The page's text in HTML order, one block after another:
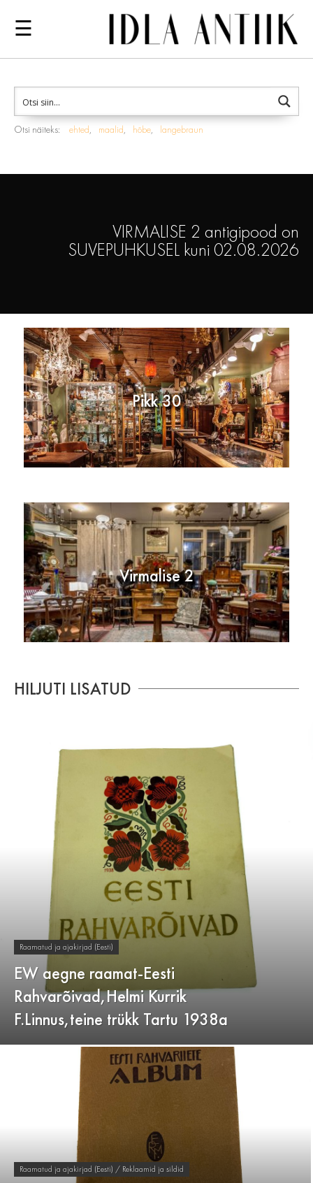
☰
Otsi näiteks: ehted maalid hõbe langebraun
VIRMALISE 2 antigipood on
SUVEPUHKUSEL kuni 02.08.2026
Pikk 30
Virmalise 2
HILJUTI LISATUD
Raamatud ja ajakirjad (Eesti)
EW aegne raamat-Eesti
Rahvarõivad,Helmi Kurrik
F.Linnus,teine trükk Tartu 1938a
Raamatud ja ajakirjad (Eesti) / Reklaamid ja sildid